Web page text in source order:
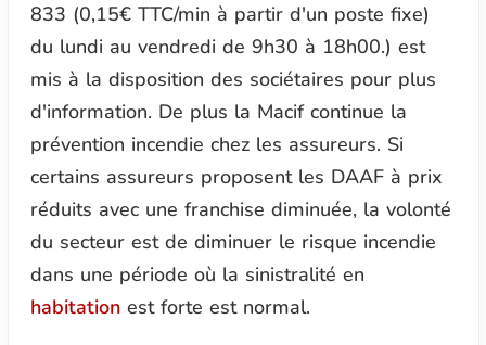
833 (0,15€ TTC/min à partir d'un poste fixe)
du lundi au vendredi de 9h30 à 18h00.) est
mis à la disposition des sociétaires pour plus
d'information. De plus la Macif continue la
prévention incendie chez les assureurs. Si
certains assureurs proposent les DAAF à prix
réduits avec une franchise diminuée, la volonté
du secteur est de diminuer le risque incendie
dans une période où la sinistralité en
habitationest forte est normal.